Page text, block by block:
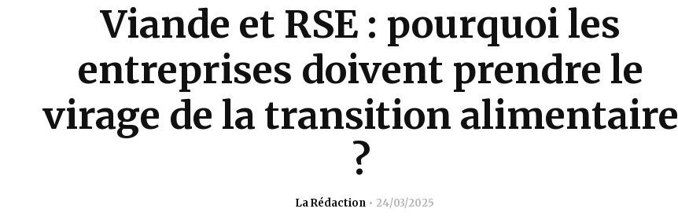
Viande et RSE : pourquoi les
entreprises doivent prendre le
virage de la transition alimentaire
?
La Rédaction 24/03/2025